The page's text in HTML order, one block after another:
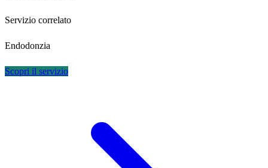
Servizio correlato
Endodonzia
Scopri il servizio